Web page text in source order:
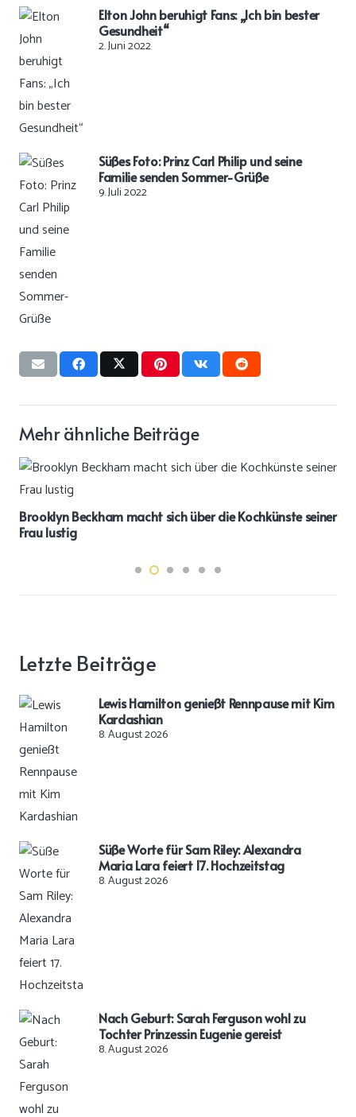
Elton John beruhigt Fans: „Ich bin bester
Gesundheit“
2. Juni 2022
Süßes Foto: Prinz Carl Philip und seine
Familie senden Sommer-Grüße
9. Juli 2022
Mehr ähnliche Beiträge
Brooklyn Beckham macht sich über die Kochkünste seiner
Frau lustig
Letzte Beiträge
Lewis Hamilton genießt Rennpause mit Kim
Kardashian
8. August 2026
Süße Worte für Sam Riley: Alexandra
Maria Lara feiert 17. Hochzeitstag
8. August 2026
Nach Geburt: Sarah Ferguson wohl zu
Tochter Prinzessin Eugenie gereist
8. August 2026